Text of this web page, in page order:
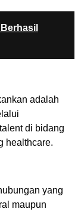
adalah
di bidang
healthcare.
yang
maupun